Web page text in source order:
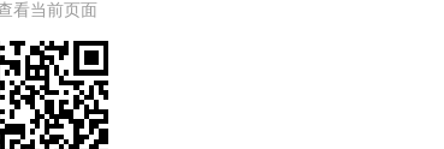
看当前页面